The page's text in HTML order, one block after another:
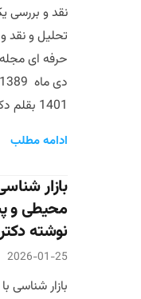
نقد و بررسی
تحلیل و نقد
حرفه ای
1401 بقلم دکتر […]
ادامه مطلب
بازار
محیطی و
نوشته
2026-01-25
بازار شناسی